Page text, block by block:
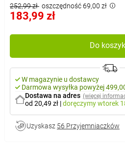
252,99 zł oszczędność 69,00 zł
183,99 zł
Do
W magazynie u dostawcy
Darmowa wysyłka powyżej
Dostawa na adres (więcej
od 20,49 zł |doręczymywtorek
Uzyskasz 56 Przyjemniaczków